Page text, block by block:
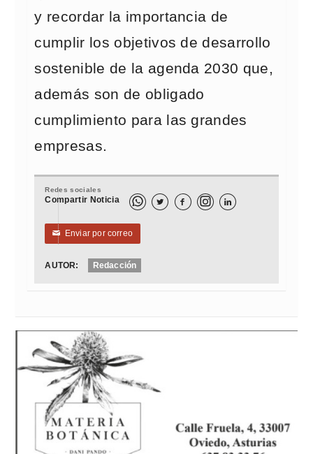
y recordar la importancia de
cumplir los objetivos de desarrollo
sostenible de la agenda 2030 que,
además son de obligado
cumplimiento para las grandes
empresas.
Redes sociales
Compartir Noticia   
✉ Enviar por correo
AUTOR: Redacción